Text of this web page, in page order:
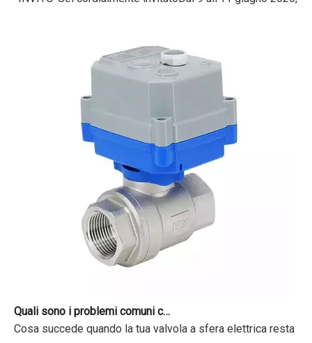
Cosa succede quando la tua valvola a sfera elettrica resta